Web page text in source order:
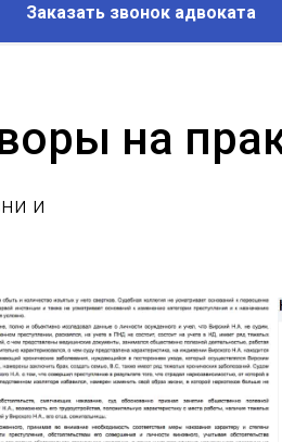
Заказать звонок адвоката
на
и